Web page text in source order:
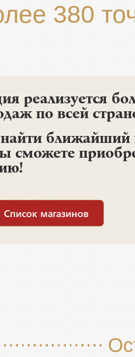
380
реализуется
по всей
ближайший
сможете
Список магазинов